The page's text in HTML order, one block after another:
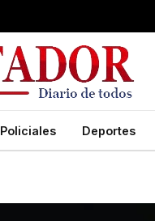
Policiales Deportes